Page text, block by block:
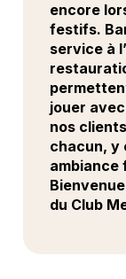
encore
festifs.
service à
jouer
nos
chacun, y
ambiance
du Club